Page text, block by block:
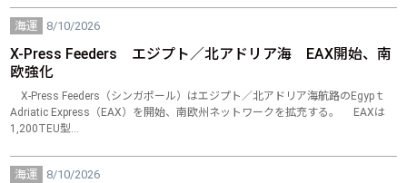
海運 8/10/2026
X-Press Feeders エジプト／北アドリア海 EAX開始、南
欧強化
X-Press Feeders（シンガポール）はエジプト／北アドリア海航路のEgypｔ
Adriatic Express（EAX）を開始、南欧州ネットワークを拡充する。 EAXは
1,200TEU型…
海運 8/10/2026